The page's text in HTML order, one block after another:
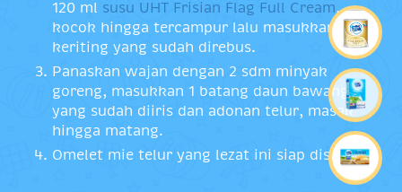
120 ml susu UHT Frisian Flag Full Cream,
kocok hingga tercampur lalu masukkan mie
keriting yang sudah direbus.
Panaskan wajan dengan 2 sdm minyak
goreng, masukkan 1 batang daun bawang
yang sudah diiris dan adonan telur, masak
hingga matang.
Omelet mie telur yang lezat ini siap disajikan.